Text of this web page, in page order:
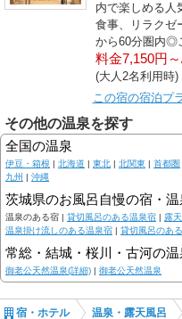
内で楽しめる人
食事、リラクゼ
から60分圏内◎
料金7,150円～
(大人2名利用時)
この宿の宿泊プ
その他の温泉を探す
全国の温泉
伊豆・箱根 | 北海道 | 東北 | 北関東 | 首都圏
九州 | 沖縄
茨城県のお風呂自慢の宿・
温泉のある宿 | 貸切風呂のある温泉宿 | 露
温泉掛け流しのある温泉宿 | 貸切風呂のあ
常総・結城・桜川・古河の
御老公天然温泉(詳細) | 御老公天然温泉
宿・ホテル 温泉・露天風呂